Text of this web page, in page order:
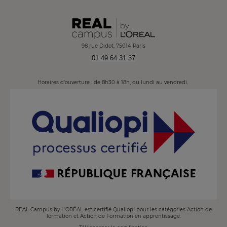
98 rue Didot, 75014 Paris
01 49 64 31 37
Horaires d'ouverture : de 8h30 à 18h, du lundi au vendredi.
REAL Campus by L'ORÉAL est certifié Qualiopi pour les catégories Action de
formation et Action de Formation en apprentissage.